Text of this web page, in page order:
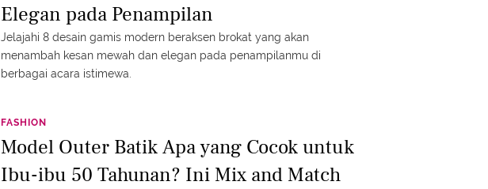
Elegan pada Penampilan
Jelajahi 8 desain gamis modern beraksen brokat yang akan
menambah kesan mewah dan elegan pada penampilanmu di
berbagai acara istimewa.
FASHION
Model Outer Batik Apa yang Cocok untuk
Ibu-ibu 50 Tahunan? Ini Mix and Match